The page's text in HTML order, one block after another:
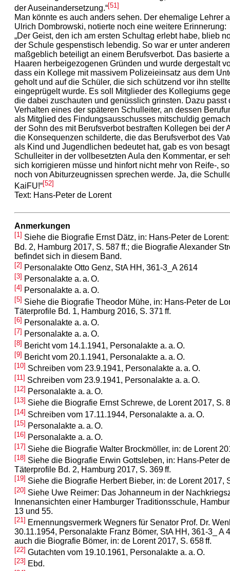
der Auseinandersetzung.“[51]
Man könnte es auch anders sehen. Der ehemalige Lehrer
Ulrich Dombrowski, notierte noch eine weitere Erinnerung:
„Der Geist, den ich am ersten Schultag erlebt habe, blieb
der Schule gespenstisch lebendig. So war er unter
maßgeblich beteiligt an einem Berufsverbot. Das basierte
Haaren herbeigezogenen Gründen und wurde dergestalt
dass ein Kollege mit massivem Polizeieinsatz aus dem
geholt und auf die Schüler, die sich schützend vor ihn
eingeprügelt wurde. Es soll Mitglieder des Kollegiums
die dabei zuschauten und genüsslich grinsten. Dazu passt
Verhalten eines der späteren Schulleiter, an dessen
als Mitglied des Findungsausschusses mitschuldig
der Sohn des mit Berufsverbot bestraften Kollegen bei der
die Konsequenzen schilderte, die das Berufsverbot des
als Kind und Jugendlichen bedeutet hat, gab es von
Schulleiter in der vollbesetzten Aula den Kommentar, er
sich korrigieren müsse und hinfort nicht mehr von Reife-,
noch von Abiturzeugnissen sprechen werde. Ja, die
KaiFU!“[52]
Text: Hans-Peter de Lorent
Anmerkungen
[1] Siehe die Biografie Ernst Dätz, in: Hans-Peter de
Bd. 2, Hamburg 2017, S. 587 ff.; die Biografie Alexander
befindet sich in diesem Band.
[2] Personalakte Otto Genz, StA HH, 361-3_A 2614
[3] Personalakte a. a. O.
[4] Personalakte a. a. O.
[5] Siehe die Biografie Theodor Mühe, in: Hans-Peter de
Täterprofile Bd. 1, Hamburg 2016, S. 371 ff.
[6] Personalakte a. a. O.
[7] Personalakte a. a. O.
[8] Bericht vom 14.1.1941, Personalakte a. a. O.
[9] Bericht vom 20.1.1941, Personalakte a. a. O.
[10] Schreiben vom 23.9.1941, Personalakte a. a. O.
[11] Schreiben vom 23.9.1941, Personalakte a. a. O.
[12] Personalakte a. a. O.
[13] Siehe die Biografie Ernst Schrewe, de Lorent 2017, S.
[14] Schreiben vom 17.11.1944, Personalakte a. a. O.
[15] Personalakte a. a. O.
[16] Personalakte a. a. O.
[17] Siehe die Biografie Walter Brockmöller, in: de Lorent
[18] Siehe die Biografie Erwin Gottsleben, in: Hans-Peter
Täterprofile Bd. 2, Hamburg 2017, S. 369 ff.
[19] Siehe die Biografie Herbert Bieber, in: de Lorent 2017,
[20] Siehe Uwe Reimer: Das Johanneum in der
Innenansichten einer Hamburger Traditionsschule,
13 und 55.
[21] Ernennungsvermerk Wegners für Senator Prof. Dr.
30.11.1954, Personalakte Franz Bömer, StA HH, 361-3_ A
auch die Biografie Bömer, in: de Lorent 2017, S. 658 ff.
[22] Gutachten vom 19.10.1961, Personalakte a. a. O.
[23] Ebd.